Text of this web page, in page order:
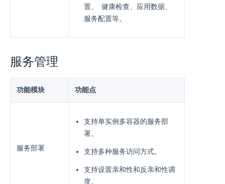
置、 健康检查、应⽤数据、
服务配置等。
服务管理
功能模块 功能点
服务部署
支持单实例多容器的服务部
署。
支持多种服务访问方式。
支持设置亲和性和反亲和性调
度。